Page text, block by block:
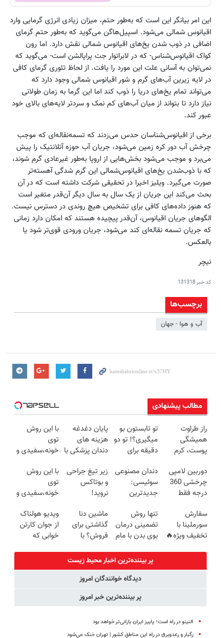
این امر بیانگر این است که به‌طور حتم، میزان زیادی انرژی گرمایی وارد
اقیانوس شمالی می‌شود. اسپیل‌هاگن می‌گوید که به‌طور حتم گرمای
اضافی در ذوب شدن یخ‌های اقیانوس شمالی نقش دارد. اما رون
کواک اقیانوس‌شناس- که در لابراتوار جت پراپالشن است- می‌گوید که
نمی‌توان به آسانی علت این مورد را یافت. از لحاظ تئوری گرمای کافی
در لایه زیرین آب‌های گرم و شور اقیانوس شمالی وجود دارد که
می‌تواند تمام یخ‌های دریا را ذوب کند اما این گرما به زمان طولانی
نیاز دارد تا بتواند از میان آب‌های کم نمک و سردتر لایه‌های بالای خود
عبور کند.
برخی از اقیانوس‌شناسان حدس می‌زدند که تسمه‌نقاله‌ای که موجب
چرخش آب دور کره زمین می‌شود، جریان آب حوزه آتلانتیک را پیش
می‌برد و موجب می‌شود بخش‌هایی از اروپا به‌طور غیرعادی گرم شوند،
که با ذوب‌شدن یخ‌های اقیانوس‌شمالی این گرم شدگی آهسته‌تر
صورت می‌گیرد. ویلیز اخیرا در تحقیقی شرکت داشته است که در آن
بحث می‌کند این جریان از یک سال به سال دیگر آن‌قدر متغیر است
که هنوز داده‌های کافی برای تشخیص هیچ روندی در دسترس نیست.
الگوهای جریان اقیانوس، آن‌قدر پیچیده هستند که امکان دارد زمانی
که جریان تسمه نقاله‌ای کند می‌شود، جریان ورودی قوی‌تر شود یا
بالعکس.
نیچر
کد خبر131318
برچسب‌ها
آب و هوا - جهان
مطالب پیشنهادی
راز طراوت
همیشگی
پوست، کرم
با 45%تخفیف
تو تابستون بو
میگیری؟! تو دو
دقیقه برای
درمانش کن
پایان دغدغه
هزینه های
دندان پزشکی با
کننده خانگی
با این روش
توی
خونه،سفیدی و
برگردون
(40%off)
دوربین لامپی
چرخشی 360
درجه فقط
🔥 پرداخت
درب منزل
دندان مصنوعی
سوئیسی:
جدیدترین
سبک و مقاوم |
پرداخت قسطی
زیر تیغ جراحی
و بوتاکس
نروید!
جلبک
با40%تخفیف
با این روش
توی
خونه،سفیدی و
برگردون(40%off)
سفارش
سورملینا با
تخفیف ویژه🔥
تنها روش
تضمینی درمان
بوی بدن با مام
سورملینا!
ماشین دنا
گذاشتی برای
فروش؟ با
بفروش
ویدیو هولناک
از جوان کارتن
خوابی که
پر بیننده‌ترین اخبار محیط زیست
دیدگاه خوانندگان امروز
پر بیننده‌ترین خبر امروز
النینو در راه است؛ پاییز ایران بارانی‌تر خواهد بود
رگبار و رعدوبرق در راه این مناطق کشور | تهران خنک می‌شود